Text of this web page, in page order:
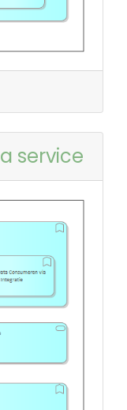
service